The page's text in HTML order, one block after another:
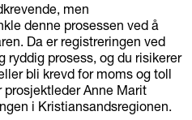
men
denne prosessen ved å
Da er registreringen ved
ryddig prosess, og du risikerer
bli krevd for moms og toll
Anne Marit
i Kristiansandsregionen.